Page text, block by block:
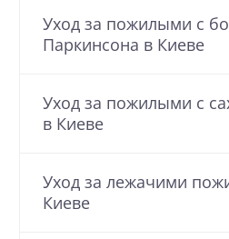
Уход за пожилыми с
Паркинсона в Киеве
Уход за пожилыми с
в Киеве
Уход за лежачими
Киеве